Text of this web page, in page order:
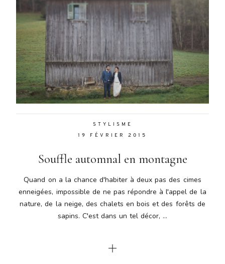
STYLISME
19 FÉVRIER 2015
Souffle automnal en montagne
Quand on a la chance d'habiter à deux pas des cimes
enneigées, impossible de ne pas répondre à l'appel de la
nature, de la neige, des chalets en bois et des forêts de
sapins. C'est dans un tel décor, ...